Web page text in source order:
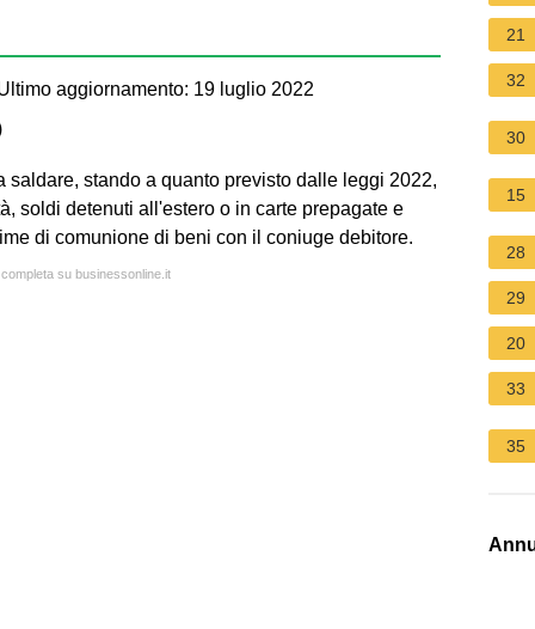
aggiornamento: 19 luglio 2022
stando a quanto previsto dalle leggi 2022,
soldi detenuti all'estero o in carte prepagate e
di comunione di beni con il coniuge debitore.
su businessonline.it
21
32
30
15
28
29
20
33
35